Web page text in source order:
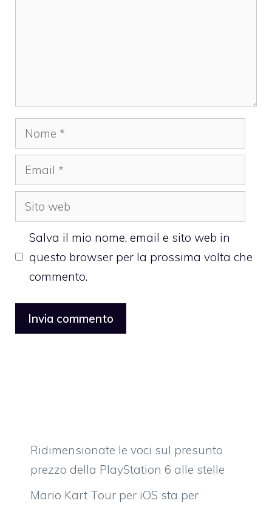
Nome
Email
Sito
web
Salva il mio nome, email e sito web in
questo browser per la prossima volta che
commento.
Ridimensionate le voci sul presunto
prezzo della PlayStation 6 alle stelle
Mario Kart Tour per iOS sta per